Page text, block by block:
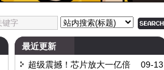
最近更新
09-13
超级震撼！芯片放大一亿倍